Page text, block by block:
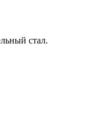
стал.